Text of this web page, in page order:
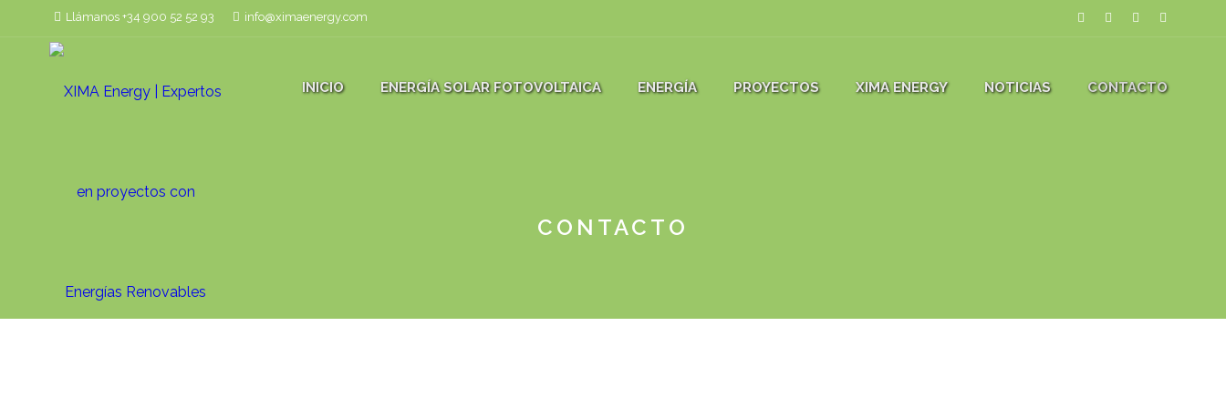
Llámanos +34 900 52 52 93 info@ximaenergy.com
INICIO ENERGÍA SOLAR FOTOVOLTAICA ENERGÍA PROYECTOS XIMA ENERGY NOTICIAS CONTACTO
CONTACTO